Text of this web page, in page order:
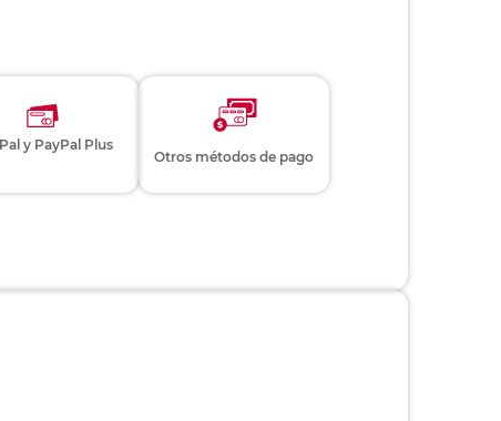
y PayPal Plus
Otros métodos de pago